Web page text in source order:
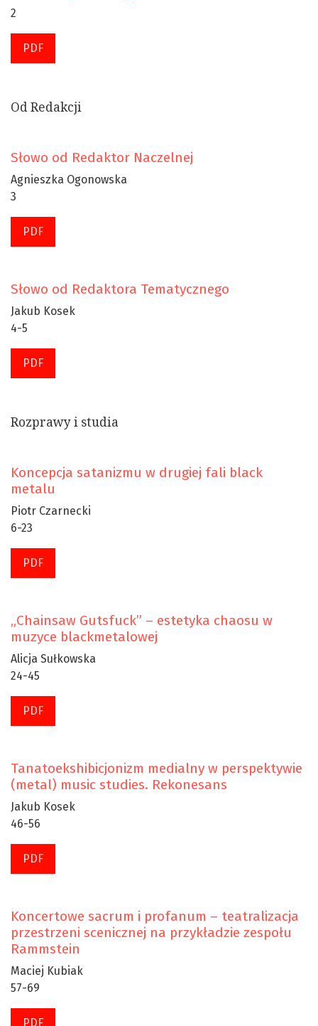
2
PDF
Od Redakcji
Słowo od Redaktor Naczelnej
Agnieszka Ogonowska
3
PDF
Słowo od Redaktora Tematycznego
Jakub Kosek
4-5
PDF
Rozprawy i studia
Koncepcja satanizmu w drugiej fali black
metalu
Piotr Czarnecki
6-23
PDF
„Chainsaw Gutsfuck” – estetyka chaosu w
muzyce blackmetalowej
Alicja Sułkowska
24-45
PDF
Tanatoekshibicjonizm medialny w perspektywie
(metal) music studies. Rekonesans
Jakub Kosek
46-56
PDF
Koncertowe sacrum i profanum – teatralizacja
przestrzeni scenicznej na przykładzie zespołu
Rammstein
Maciej Kubiak
57-69
PDF